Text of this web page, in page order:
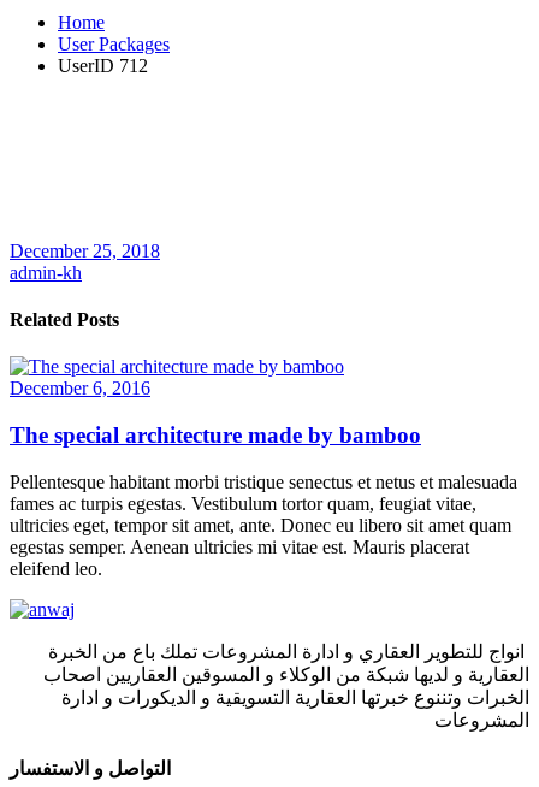
Home
User Packages
UserID 712
December 25, 2018
admin-kh
Related Posts
December 6, 2016
The special architecture made by bamboo
Pellentesque habitant morbi tristique senectus et netus et malesuada
fames ac turpis egestas. Vestibulum tortor quam, feugiat vitae,
ultricies eget, tempor sit amet, ante. Donec eu libero sit amet quam
egestas semper. Aenean ultricies mi vitae est. Mauris placerat
eleifend leo.
انواج للتطوير العقاري و ادارة المشروعات تملك باع من الخبرة
العقارية و لديها شبكة من الوكلاء و المسوقين العقاريين اصحاب
الخبرات وتننوع خبرتها العقارية التسويقية و الديكورات و ادارة
المشروعات
التواصل و الاستفسار